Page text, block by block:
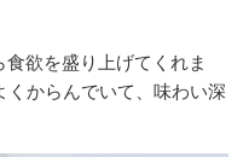
欲を盛り上げてくれま
からんでいて、味わい深